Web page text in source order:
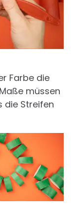
Farbe die
müssen
die Streifen